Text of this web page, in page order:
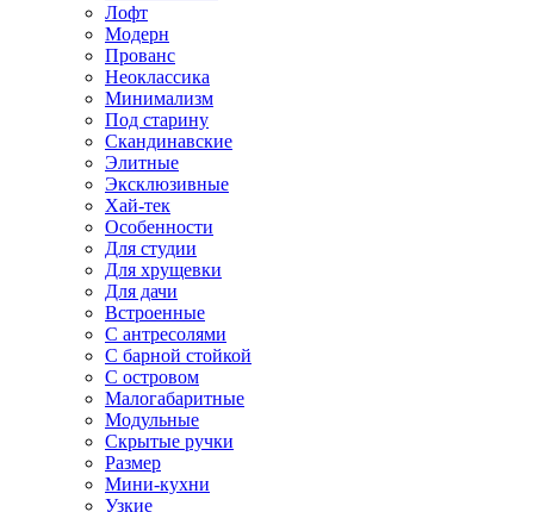
Лофт
Модерн
Прованс
Неоклассика
Минимализм
Под старину
Скандинавские
Элитные
Эксклюзивные
Хай-тек
Особенности
Для студии
Для хрущевки
Для дачи
Встроенные
С антресолями
С барной стойкой
С островом
Малогабаритные
Модульные
Скрытые ручки
Размер
Мини-кухни
Узкие